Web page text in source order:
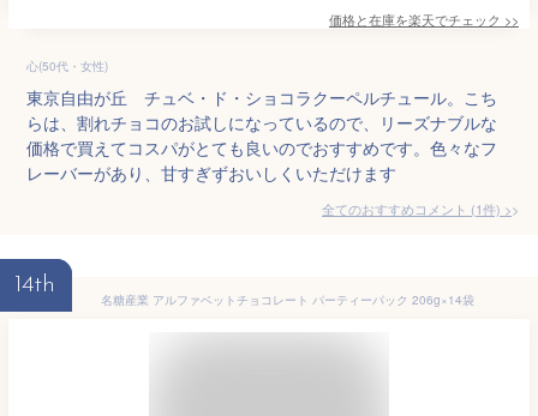
価格と在庫を楽天でチェック >>
心(50代・女性)
東京自由が丘 チュベ・ド・ショコラクーペルチュール。こち
らは、割れチョコのお試しになっているので、リーズナブルな
価格で買えてコスパがとても良いのでおすすめです。色々なフ
レーバーがあり、甘すぎずおいしくいただけます
全てのおすすめコメント (1件) >
14th
名糖産業 アルファベットチョコレート パーティーパック 206g×14袋